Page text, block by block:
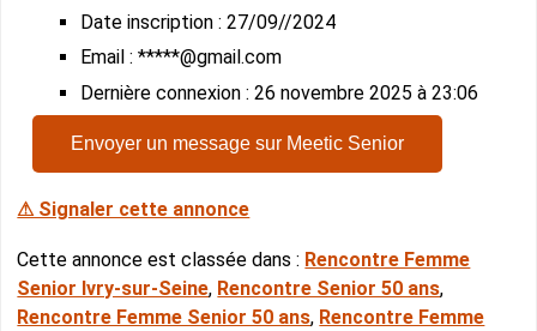
Date inscription : 27/09//2024
Email : *****@gmail.com
Dernière connexion : 26 novembre 2025 à 23:06
Envoyer un message sur Meetic Senior
⚠ Signaler cette annonce
Cette annonce est classée dans : Rencontre Femme
Senior Ivry-sur-Seine, Rencontre Senior 50 ans,
Rencontre Femme Senior 50 ans, Rencontre Femme